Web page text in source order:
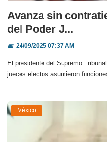
Avanza sin
del Poder J...
📅24/09/2025 07:37 AM
El presidente del Supremo
jueces electos asumieron
México